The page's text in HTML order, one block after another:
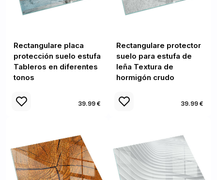
Rectangulare placa
protección suelo estufa
Tableros en diferentes
tonos
39.99 €
Rectangulare protector
suelo para estufa de
leña Textura de
hormigón crudo
39.99 €